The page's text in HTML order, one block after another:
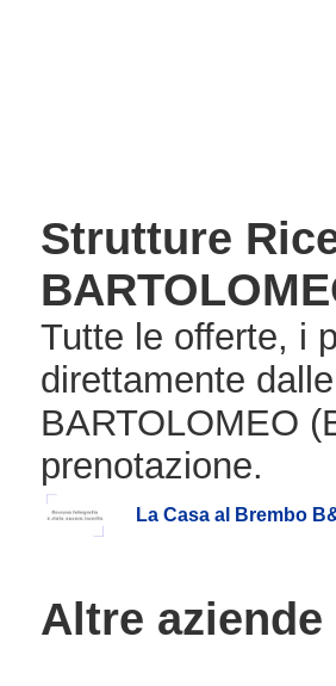
Strutture
Tutte le offerte, i
direttamente
BARTOLOMEO
prenotazione.
La Casa al Brembo
Altre